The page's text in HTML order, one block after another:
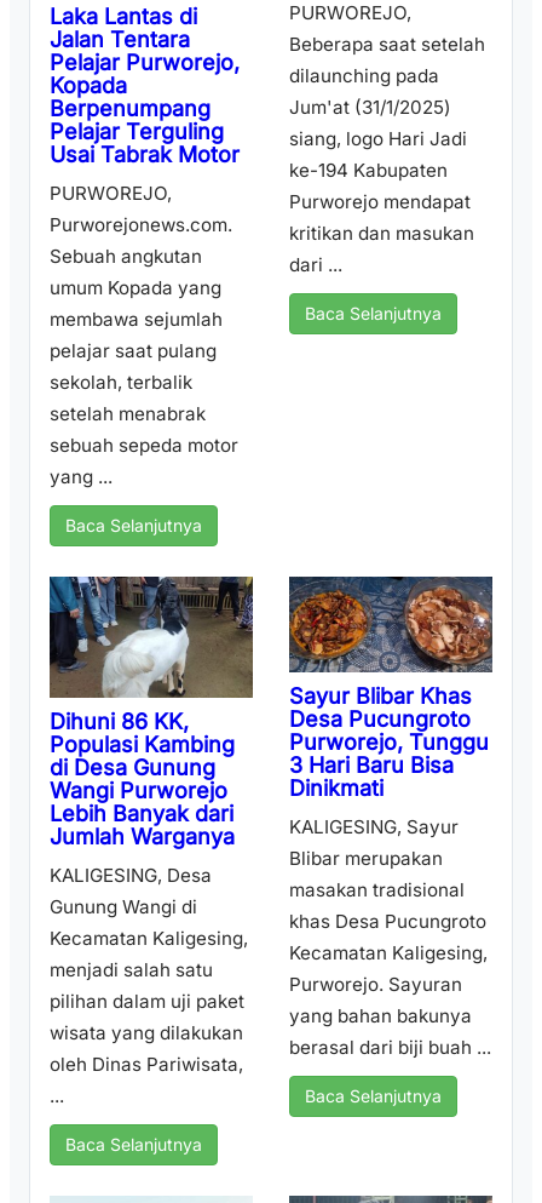
Laka Lantas di
Jalan Tentara
Pelajar Purworejo,
Kopada
Berpenumpang
Pelajar Terguling
Usai Tabrak Motor
PURWOREJO,
Purworejonews.com.
Sebuah angkutan
umum Kopada yang
membawa sejumlah
pelajar saat pulang
sekolah, terbalik
setelah menabrak
sebuah sepeda motor
yang ...
Baca Selanjutnya
PURWOREJO,
Beberapa saat setelah
dilaunching pada
Jum'at (31/1/2025)
siang, logo Hari Jadi
ke-194 Kabupaten
Purworejo mendapat
kritikan dan masukan
dari ...
Baca Selanjutnya
Dihuni 86 KK,
Populasi Kambing
di Desa Gunung
Wangi Purworejo
Lebih Banyak dari
Jumlah Warganya
KALIGESING, Desa
Gunung Wangi di
Kecamatan Kaligesing,
menjadi salah satu
pilihan dalam uji paket
wisata yang dilakukan
oleh Dinas Pariwisata,
...
Baca Selanjutnya
Sayur Blibar Khas
Desa Pucungroto
Purworejo, Tunggu
3 Hari Baru Bisa
Dinikmati
KALIGESING, Sayur
Blibar merupakan
masakan tradisional
khas Desa Pucungroto
Kecamatan Kaligesing,
Purworejo. Sayuran
yang bahan bakunya
berasal dari biji buah ...
Baca Selanjutnya